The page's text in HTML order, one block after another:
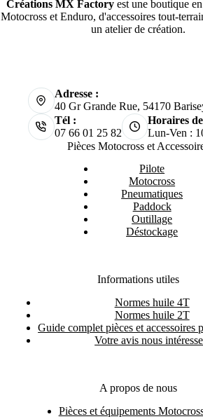
Créations MX Factoryest une boutique
Motocross et Enduro, d'accessoires tout-
un atelier de création.
Adresse :
40 Gr Grande Rue, 54170
Tél :
07 66 01 25 82
Horaires
Lun-Ven :
Pièces Motocross et
Pilote
Motocross
Pneumatiques
Paddock
Outillage
Déstockage
Informations utiles
Normes huile 4T
Normes huile 2T
Guide complet pièces et accessoires
Votre avis nous
A propos de nous
Pièces et équipements